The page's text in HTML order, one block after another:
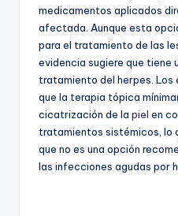
medicamentos aplicados
afectada. Aunque esta
para el tratamiento de las
evidencia sugiere que tiene
tratamiento del herpes. Los
que la terapia tópica
cicatrización de la piel en
tratamientos sistémicos, lo
que no es una opción
las infecciones agudas por